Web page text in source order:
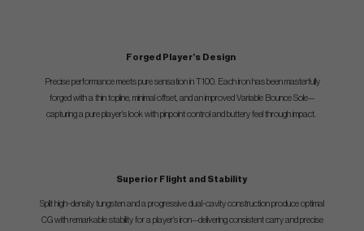
Forged Player’s Design
​​​​Precise performance meets pure sensation in T100. Each iron has been masterfully
forged with a thin topline, minimal offset, and an improved Variable Bounce Sole—
capturing a pure player’s look with pinpoint control and buttery feel through impact.
Superior Flight and Stability
Split high-density tungsten and a progressive dual-cavity construction produce optimal
CG with remarkable stability for a player’s iron—delivering consistent carry and precise